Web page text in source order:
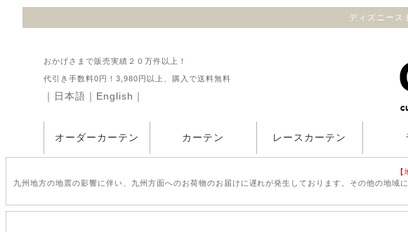
ディズニー
おかげさまで販売実績２０万件以上！
代引き手数料0円！3,980円以上、購入で送料無料
｜ 日本語 ｜ English ｜
オーダーカーテン カーテン レースカーテン
九州地方の地震の影響に伴い、九州方面へのお荷物のお届けに遅れが発生しております。その他の地